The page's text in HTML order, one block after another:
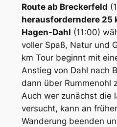
Route ab Breckerfeld
herausforderndere 25
Hagen-Dahl (11:00)
voller Spaß, Natur und
km Tour beginnt mit
Anstieg von Dahl nach
dann über Rummenohl
Auch wer zunächst die
versucht, kann an
Wanderung beenden